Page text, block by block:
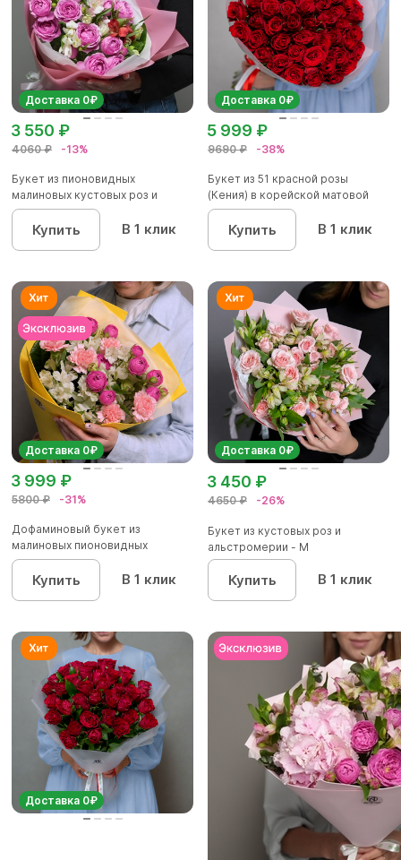
Доставка 0₽
4060 ₽ -13%
3 550 ₽
Букет из пионовидных
малиновых кустовых роз и
альстроме...
Купить В 1 клик
Доставка 0₽
9690 ₽ -38%
5 999 ₽
Букет из 51 красной розы
(Кения) в корейской матовой
уп...
Купить В 1 клик
Доставка 0₽
5800 ₽ -31%
3 999 ₽
Дофаминовый букет из
малиновых пионовидных
кустовых роз...
Купить В 1 клик
Доставка 0₽
4650 ₽ -26%
3 450 ₽
Букет из кустовых роз и
альстромерии - М
Купить В 1 клик
Доставка 0₽